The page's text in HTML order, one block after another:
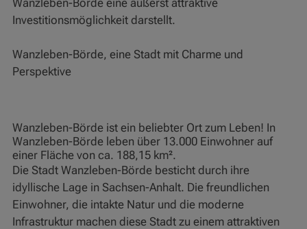
Wanzleben-Börde eine äußerst attraktive
Investitionsmöglichkeit darstellt.
Wanzleben-Börde, eine Stadt mit Charme und
Perspektive
Wanzleben-Börde ist ein beliebter Ort zum Leben! In
Wanzleben-Börde leben über 13.000 Einwohner auf
einer Fläche von ca. 188,15 km².
Die Stadt Wanzleben-Börde besticht durch ihre
idyllische Lage in Sachsen-Anhalt. Die freundlichen
Einwohner, die intakte Natur und die moderne
Infrastruktur machen diese Stadt zu einem attraktiven